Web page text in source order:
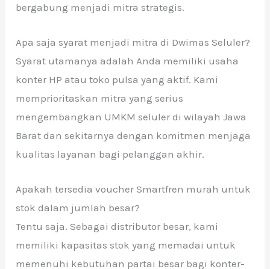
bergabung menjadi mitra strategis.
Apa saja syarat menjadi mitra di Dwimas Seluler?
Syarat utamanya adalah Anda memiliki usaha
konter HP atau toko pulsa yang aktif. Kami
memprioritaskan mitra yang serius
mengembangkan UMKM seluler di wilayah Jawa
Barat dan sekitarnya dengan komitmen menjaga
kualitas layanan bagi pelanggan akhir.
Apakah tersedia voucher Smartfren murah untuk
stok dalam jumlah besar?
Tentu saja. Sebagai distributor besar, kami
memiliki kapasitas stok yang memadai untuk
memenuhi kebutuhan partai besar bagi konter-